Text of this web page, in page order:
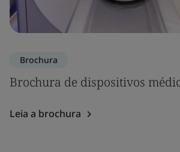
Brochura
Brochura de dispositivos
Leia a brochura